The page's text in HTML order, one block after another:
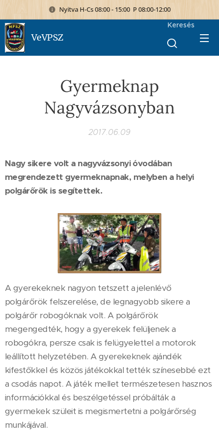
Nyitva H-Cs 08:00 - 15:00 P 08:00-12:00
VeVPSZ
Keresés
Gyermeknap
Nagyvázsonyban
2017.06.09
Nagy sikere volt a nagyvázsonyi óvodában
megrendezett gyermeknapnak, melyben a helyi
polgárőrök is segítettek.
A gyerekeknek nagyon tetszett a jelenlévő
polgárőrök felszerelése, de legnagyobb sikere a
polgárőr robogóknak volt. A polgárőrök
megengedték, hogy a gyerekek felüljenek a
robogókra, persze csak is felügyelettel a motorok
leállított helyzetében. A gyerekeknek ajándék
kifestőkkel és közös játékokkal tették színesebbé ezt
a csodás napot. A játék mellet természetesen hasznos
információkkal és beszélgetéssel próbálták a
gyermekek szüleit is megismertetni a polgárőrség
munkájával.